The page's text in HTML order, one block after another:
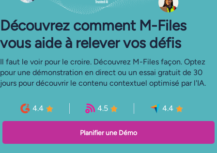
Découvrez comment M-Files
vous aide à relever vos défis
Il faut le voir pour le croire. Découvrez M-Files façon. Optez
pour une démonstration en direct ou un essai gratuit de 30
jours pour découvrir le contenu contextuel optimisé par l'IA.
4.4 4.5 4.4
Planifier une Démo